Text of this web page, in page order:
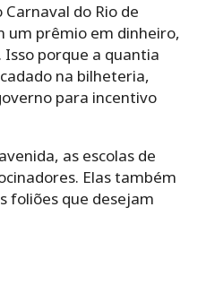
do Rio de
um prêmio em dinheiro,
porque a quantia
na bilheteria,
para incentivo
as escolas de
Elas também
foliões que desejam